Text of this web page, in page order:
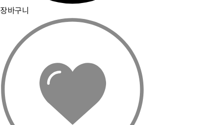
장바구니